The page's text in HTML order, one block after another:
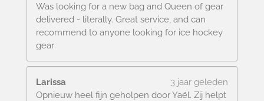
Was looking for a new bag and Queen of gear
delivered - literally. Great service, and can
recommend to anyone looking for ice hockey
gear
Larissa
3 jaar geleden
Opnieuw heel fijn geholpen door Yaël. Zij helpt